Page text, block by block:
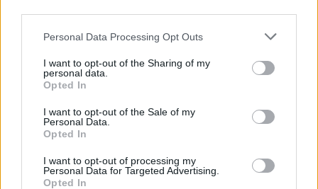
Please note that this website/app uses one or more Google
not limited to your visit or usage behaviour. You may click to
grant or deny consent to Google and its third-party tags to
use your data for below specified purposes in below Google
consent section.
Personal Data Processing Opt Outs
I want to opt-out of the Sharing of my
personal data.
Opted In
I want to opt-out of the Sale of my
Personal Data.
Opted In
I want to opt-out of processing my
Personal Data for Targeted Advertising.
Opted In
#indie #developer
#disztribúció